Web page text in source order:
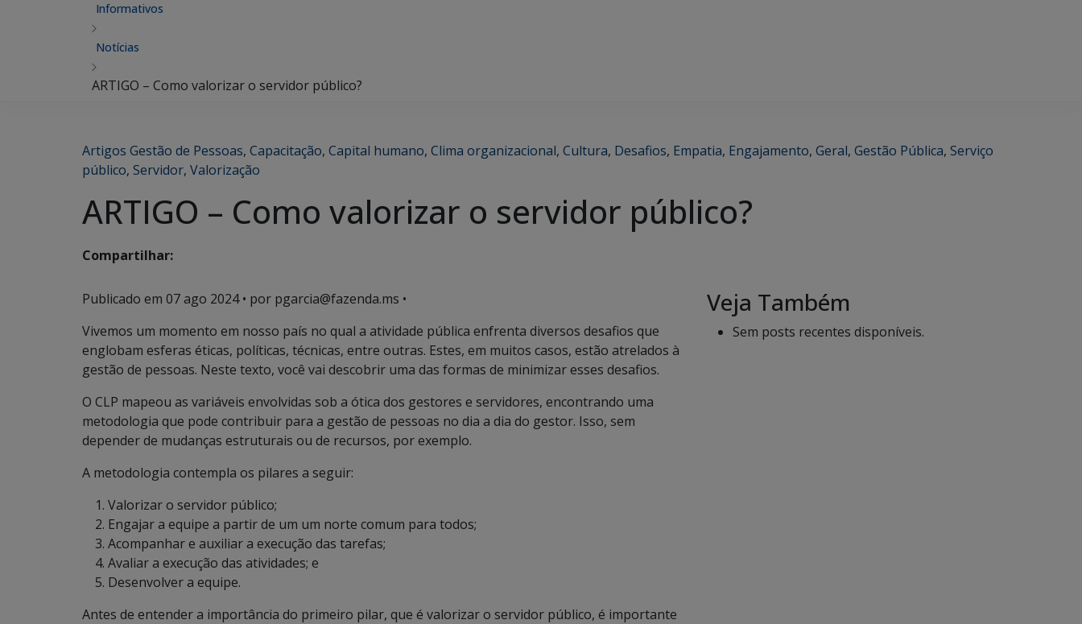
Informativos
Notícias
ARTIGO – Como valorizar o servidor público?
Artigos Gestão de Pessoas, Capacitação, Capital humano, Clima organizacional, Cultura, Desafios, Empatia, Engajamento, Geral, Gestão Pública, Serviço
público, Servidor, Valorização
ARTIGO – Como valorizar o servidor público?
Compartilhar:
Publicado em 07 ago 2024• por pgarcia@fazenda.ms •
Vivemos um momento em nosso país no qual a atividade pública enfrenta diversos desafios que
englobam esferas éticas, políticas, técnicas, entre outras. Estes, em muitos casos, estão atrelados à
gestão de pessoas. Neste texto, você vai descobrir uma das formas de minimizar esses desafios.
O CLP mapeou as variáveis envolvidas sob a ótica dos gestores e servidores, encontrando uma
metodologia que pode contribuir para a gestão de pessoas no dia a dia do gestor. Isso, sem
depender de mudanças estruturais ou de recursos, por exemplo.
A metodologia contempla os pilares a seguir:
Valorizar o servidor público;
Engajar a equipe a partir de um um norte comum para todos;
Acompanhar e auxiliar a execução das tarefas;
Avaliar a execução das atividades; e
Desenvolver a equipe.
Antes de entender a importância do primeiro pilar, que é valorizar o servidor público, é importante
Veja Também
Sem posts recentes disponíveis.